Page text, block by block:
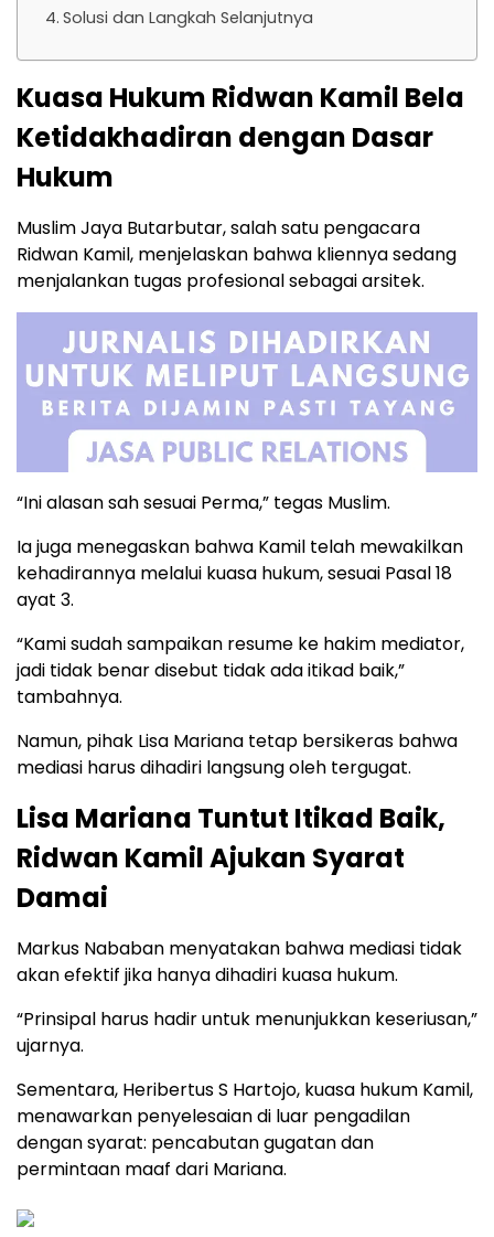
Solusi dan Langkah Selanjutnya
Kuasa Hukum Ridwan Kamil Bela
Ketidakhadiran dengan Dasar
Hukum
Muslim Jaya Butarbutar, salah satu pengacara
Ridwan Kamil, menjelaskan bahwa kliennya sedang
menjalankan tugas profesional sebagai arsitek.
“Ini alasan sah sesuai Perma,” tegas Muslim.
Ia juga menegaskan bahwa Kamil telah mewakilkan
kehadirannya melalui kuasa hukum, sesuai Pasal 18
ayat 3.
“Kami sudah sampaikan resume ke hakim mediator,
jadi tidak benar disebut tidak ada itikad baik,”
tambahnya.
Namun, pihak Lisa Mariana tetap bersikeras bahwa
mediasi harus dihadiri langsung oleh tergugat.
Lisa Mariana Tuntut Itikad Baik,
Ridwan Kamil Ajukan Syarat
Damai
Markus Nababan menyatakan bahwa mediasi tidak
akan efektif jika hanya dihadiri kuasa hukum.
“Prinsipal harus hadir untuk menunjukkan keseriusan,”
ujarnya.
Sementara, Heribertus S Hartojo, kuasa hukum Kamil,
menawarkan penyelesaian di luar pengadilan
dengan syarat: pencabutan gugatan dan
permintaan maaf dari Mariana.